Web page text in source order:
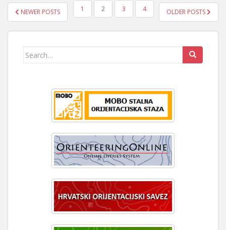
BROJEVI
STRANICA
OBJAVA
NEWER POSTS 1 2 3 4 OLDER POSTS
Search